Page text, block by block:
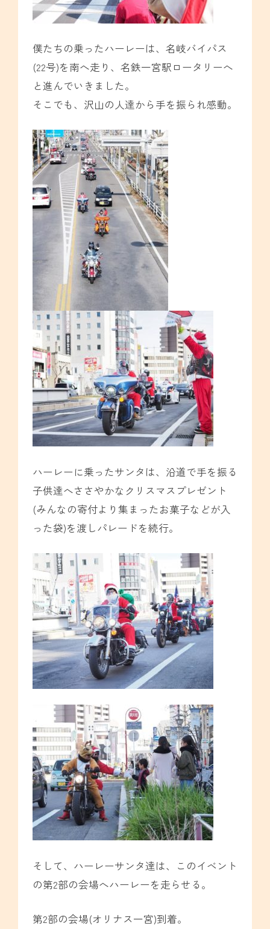
僕たちの乗ったハーレーは、名岐バイパス
(22号)を南へ走り、名鉄一宮駅ロータリーへ
と進んでいきました。
そこでも、沢山の人達から手を振られ感動。
ハーレーに乗ったサンタは、沿道で手を振る
子供達へささやかなクリスマスプレゼント
(みんなの寄付より集まったお菓子などが入
った袋)を渡しパレードを続行。
そして、ハーレーサンタ達は、このイベント
の第2部の会場へハーレーを走らせる。
第2部の会場(オリナス一宮)到着。